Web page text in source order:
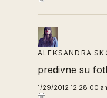
ALEKSANDRA
predivne su
1/29/2012 12:28:00